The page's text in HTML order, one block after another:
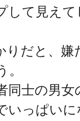
して見え
りだと、嫌
同士の男
いっぱい